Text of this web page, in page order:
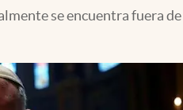
se encuentra fuera de